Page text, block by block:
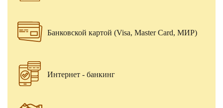
Банковской картой (Visa, Master Card, МИР)
Интернет - банкинг